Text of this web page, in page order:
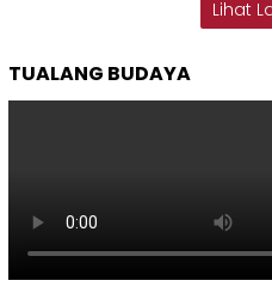
Lihat
TUALANG BUDAYA